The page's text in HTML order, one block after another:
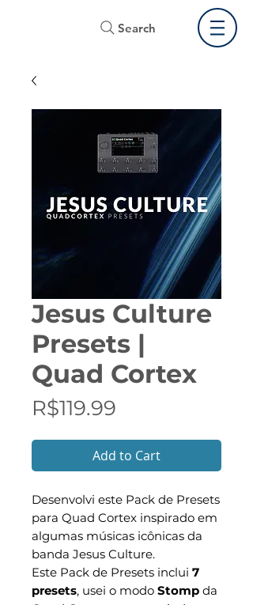
Search
Jesus Culture
Presets |
Quad Cortex
R$119.99
Add to Cart
Desenvolvi este Pack de Presets
para Quad Cortex inspirado em
algumas músicas icônicas da
banda Jesus Culture.
Este Pack de Presets inclui 7
presets, usei o modo Stomp da